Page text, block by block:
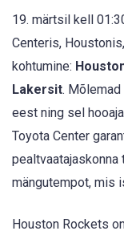
19. märtsil kell
Centeris,
kohtumine:
Lakersit.
eest ning sel
Toyota Center
mängutempot, mis
Houston Rockets